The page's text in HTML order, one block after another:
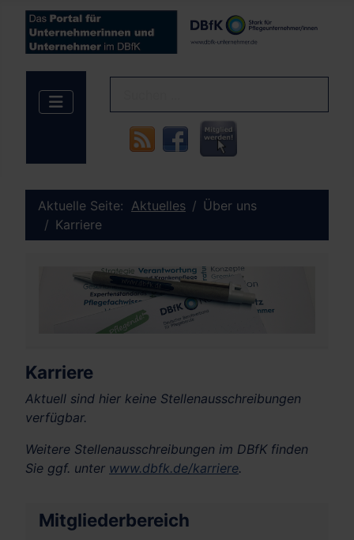
Aktuelle Seite: Aktuelles
Über uns
Karriere
Karriere
Aktuell sind hier keine Stellenausschreibungen
verfügbar.
Weitere Stellenausschreibungen im DBfK finden
Sie ggf. unter www.dbfk.de/karriere.
Mitgliederbereich